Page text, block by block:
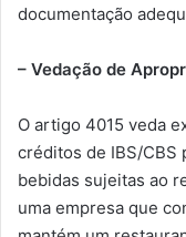
documentação
– Vedação de
O artigo 4015 veda
créditos de IBS/CBS
bebidas sujeitas ao
uma empresa que